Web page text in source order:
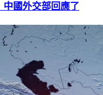
國外交部回應了